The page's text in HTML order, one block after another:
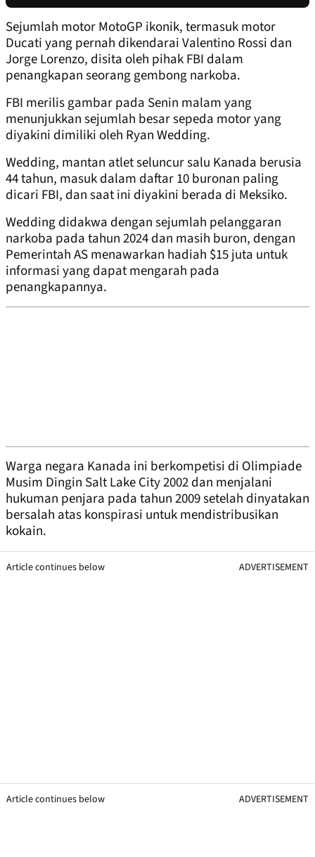
Sejumlah motor MotoGP ikonik, termasuk motor
Ducati yang pernah dikendarai Valentino Rossi dan
Jorge Lorenzo, disita oleh pihak FBI dalam
penangkapan seorang gembong narkoba.
FBI merilis gambar pada Senin malam yang
menunjukkan sejumlah besar sepeda motor yang
diyakini dimiliki oleh Ryan Wedding.
Wedding, mantan atlet seluncur salu Kanada berusia
44 tahun, masuk dalam daftar 10 buronan paling
dicari FBI, dan saat ini diyakini berada di Meksiko.
Wedding didakwa dengan sejumlah pelanggaran
narkoba pada tahun 2024 dan masih buron, dengan
Pemerintah AS menawarkan hadiah $15 juta untuk
informasi yang dapat mengarah pada
penangkapannya.
Warga negara Kanada ini berkompetisi di Olimpiade
Musim Dingin Salt Lake City 2002 dan menjalani
hukuman penjara pada tahun 2009 setelah dinyatakan
bersalah atas konspirasi untuk mendistribusikan
kokain.
Article continues below ADVERTISEMENT
Article continues below ADVERTISEMENT